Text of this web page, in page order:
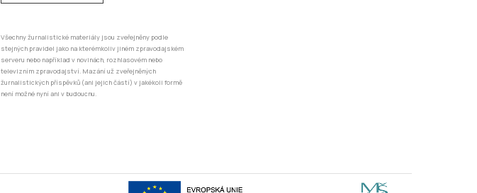
Všechny žurnalistické materiály jsou zveřejněny podle
stejných pravidel jako na kterémkoliv jiném zpravodajském
serveru nebo například v novinách, rozhlasovém nebo
televizním zpravodajství. Mazání už zveřejněných
žurnalistických příspěvků (ani jejich částí) v jakékoli formě
není možné nyní ani v budoucnu.